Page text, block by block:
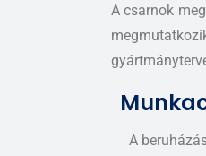
A csarnok
A